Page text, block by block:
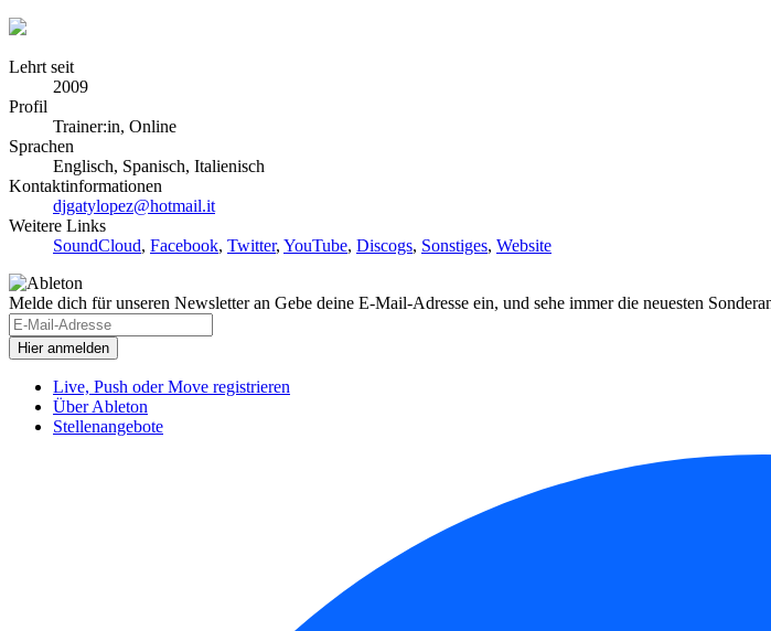
Lehrt seit
2009
Profil
Trainer:in, Online
Sprachen
Englisch, Spanisch, Italienisch
Kontaktinformationen
djgatylopez@hotmail.it
Weitere Links
SoundCloud, Facebook, Twitter, YouTube, Discogs, Sonstiges, Website
Melde dich für unseren Newsletter an Gebe deine E-Mail-Adresse ein, und sehe immer die neuesten
Live, Push oder Move registrieren
Über Ableton
Stellenangebote